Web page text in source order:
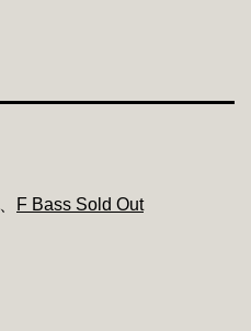
F Bass Sold Out